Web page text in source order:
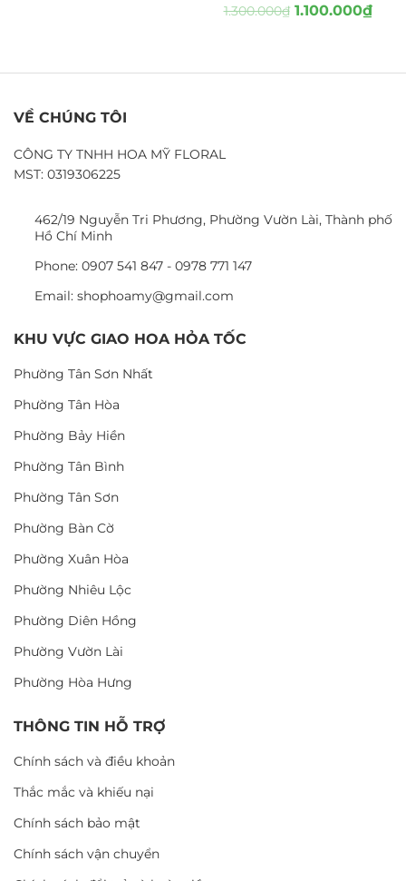
1.300.000₫ 1.100.000₫
VỀ CHÚNG TÔI
CÔNG TY TNHH HOA MỸ FLORAL
MST: 0319306225
462/19 Nguyễn Tri Phương, Phường Vườn Lài, Thành phố
Hồ Chí Minh
Phone: 0907 541 847 - 0978 771 147
Email: shophoamy@gmail.com
KHU VỰC GIAO HOA HỎA TỐC
Phường Tân Sơn Nhất
Phường Tân Hòa
Phường Bảy Hiền
Phường Tân Bình
Phường Tân Sơn
Phường Bàn Cờ
Phường Xuân Hòa
Phường Nhiêu Lộc
Phường Diên Hồng
Phường Vườn Lài
Phường Hòa Hưng
THÔNG TIN HỖ TRỢ
Chính sách và điều khoản
Thắc mắc và khiếu nại
Chính sách bảo mật
Chính sách vận chuyển